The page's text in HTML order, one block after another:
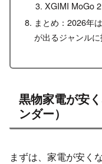
XGIMI MoGo
まとめ：2026年
が出るジャンル
黒物家電が安
ンダー）
まずは、家電が安く